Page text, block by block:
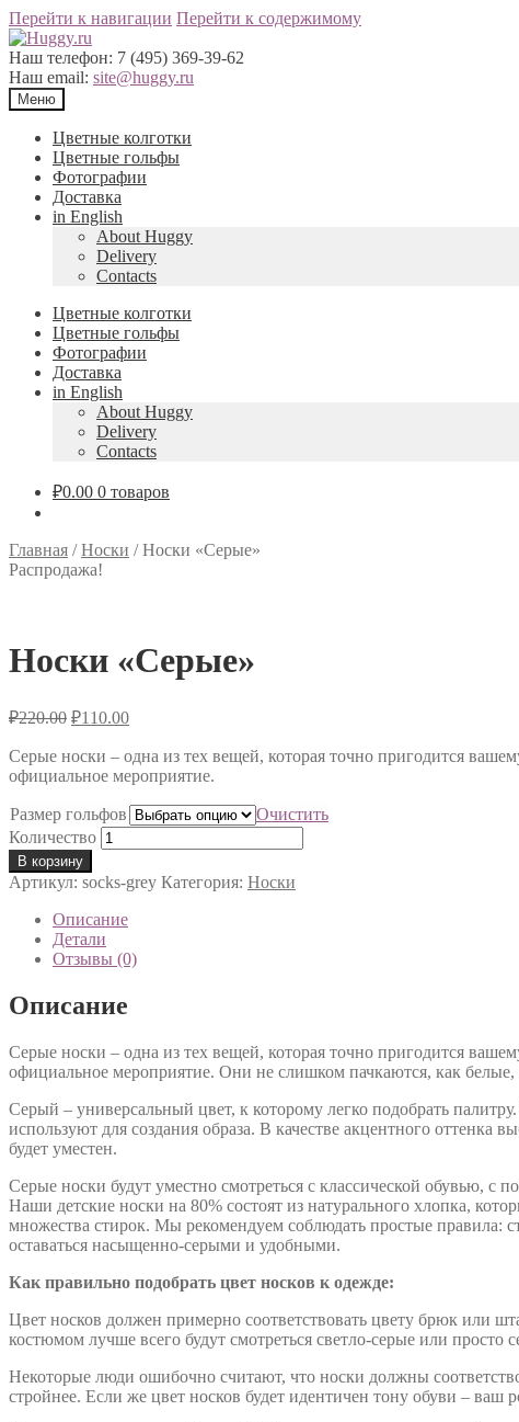
Перейти к навигации Перейти к содержимому
Наш телефон: 7 (495) 369-39-62
Наш email: site@huggy.ru
Меню
Цветные колготки
Цветные гольфы
Фотографии
Доставка
in English
About Huggy
Delivery
Contacts
Цветные колготки
Цветные гольфы
Фотографии
Доставка
in English
About Huggy
Delivery
Contacts
₽0.00 0 товаров
Главная /Носки /Носки «Серые»
Распродажа!
Носки «Серые»
₽220.00 ₽110.00
Серые носки – одна из тех вещей, которая точно пригодится
официальное мероприятие.
Размер гольфов
Очистить
Количество
В корзину
Артикул: socks-grey Категория: Носки
Описание
Детали
Отзывы (0)
Описание
Серые носки – одна из тех вещей, которая точно пригодится
официальное мероприятие. Они не слишком пачкаются, как
Серый – универсальный цвет, к которому легко подобрать
используют для создания образа. В качестве акцентного
будет уместен.
Серые носки будут уместно смотреться с классической обувью,
Наши детские носки на 80% состоят из натурального хлопка,
множества стирок. Мы рекомендуем соблюдать простые правила:
оставаться насыщенно-серыми и удобными.
Как правильно подобрать цвет носков к одежде:
Цвет носков должен примерно соответствовать цвету брюк или
костюмом лучше всего будут смотреться светло-серые или просто
Некоторые люди ошибочно считают, что носки должны
стройнее. Если же цвет носков будет идентичен тону обуви – ваш